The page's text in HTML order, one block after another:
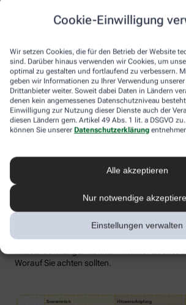
Cookie-Einwilligung
Wir setzen Cookies, die für den Betrieb der Website
sind. Darüber hinaus verwenden wir Cookies, um
optimal zu gestalten und fortlaufend zu verbessern.
geben wir Informationen zu Ihrer Verwendung
Drittanbieter weiter. Soweit dabei Daten in Ländern
denen kein angemessenes Datenschutzniveau
Einwilligung zur Nutzung dieser Dienste auch der
diesen Ländern gem. Artikel 49 Abs. 1 lit. a DSGVO
können Sie unserer Datenschutzerklärung
Alle akzeptieren
Nur notwendige
Einstellungen verwalten
Sommer nämlich oft doppelt so hoch wie bei
Temperaturen. Trinken wir zu wenig, sind
Weniger bekannt ist, dass ein
Organen zusetzt. So kann Hitzestress auch
schädigen – und zwar nachhaltig und auch
Menschen. Als Faustregel gilt: Zwei bis drei
sein. Die besten Durstlöscher:
und Früchtetees oder verdünnte Säfte. Auch
und Gemüse wie Melonen, Gurken oder
Nierenerkrankungen sollte man die
Sonnenstich,
Hitzschlag: Was ist das
Der lange Strandtag in der Sonne, der
Grad oder einfach nur die drückende Hitze in
Worauf Sie achten sollten.